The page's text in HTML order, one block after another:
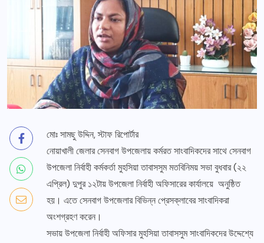
মোঃ সামছু উদ্দিন, স্টাফ রিপোর্টার
নোয়াখালী জেলার সেনবাগ উপজেলায় কর্মরত সাংবাদিকদের সাথে সেনবাগ
উপজেলা নির্বাহী কর্মকর্তা মুহসিয়া তাবাসসুম মতবিনিময় সভা বুধবার (২২
এপ্রিল) দুপুর ১২টায় উপজেলা নির্বাহী অফিসারের কার্যালয়ে অনুষ্ঠিত
হয়। এতে সেনবাগ উপজেলার বিভিন্ন প্রেসক্লাবের সাংবাদিকরা
অংশগ্রহণ করেন।
সভায় উপজেলা নির্বাহী অফিসার মুহসিয়া তাবাসসুম সাংবাদিকদের উদ্দেশ্যে